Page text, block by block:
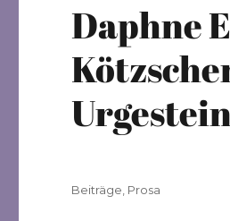
Daphne
Veröffentlicht
Kategorien
Beiträge Prosa